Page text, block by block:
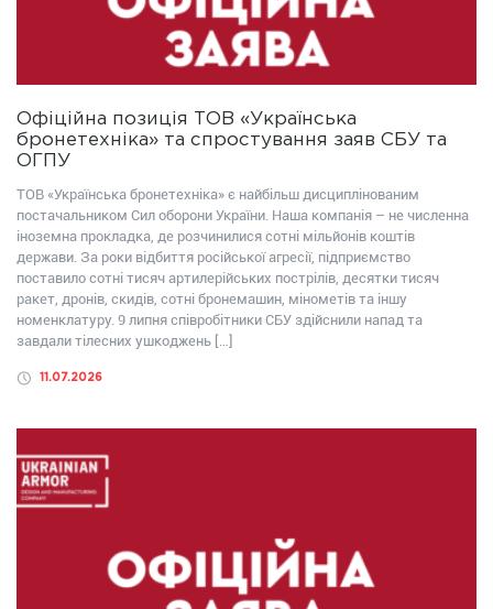
Офіційна позиція ТОВ «Українська
бронетехніка» та спростування заяв СБУ та
ОГПУ
ТОВ «Українська бронетехніка» є найбільш дисциплінованим
постачальником Сил оборони України. Наша компанія – не численна
іноземна прокладка, де розчинилися сотні мільйонів коштів
держави. За роки відбиття російської агресії, підприємство
поставило сотні тисяч артилерійських пострілів, десятки тисяч
ракет, дронів, скидів, сотні бронемашин, мінометів та іншу
номенклатуру. 9 липня співробітники СБУ здійснили напад та
завдали тілесних ушкоджень […]
11.07.2026